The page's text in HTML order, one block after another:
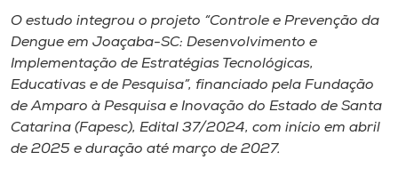
Museu
Unoesc
Store
O estudo integrou o projeto “Controle e Prevenção da
Dengue em Joaçaba-SC: Desenvolvimento e
Implementação de Estratégias Tecnológicas,
Educativas e de Pesquisa”, financiado pela Fundação
de Amparo à Pesquisa e Inovação do Estado de Santa
Catarina (Fapesc), Edital 37/2024, com início em abril
de 2025 e duração até março de 2027.